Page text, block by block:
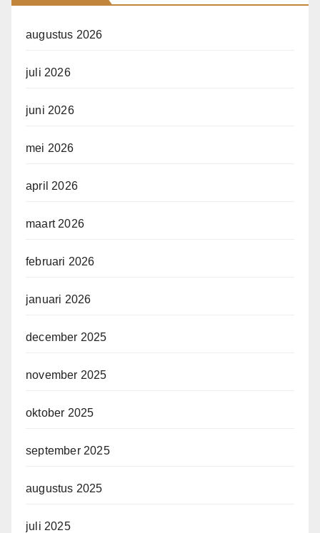
augustus 2026
juli 2026
juni 2026
mei 2026
april 2026
maart 2026
februari 2026
januari 2026
december 2025
november 2025
oktober 2025
september 2025
augustus 2025
juli 2025